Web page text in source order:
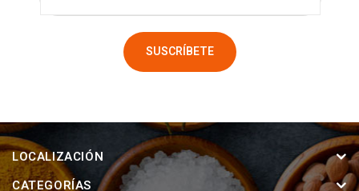
LOCALIZACIÓN
CATEGORÍAS